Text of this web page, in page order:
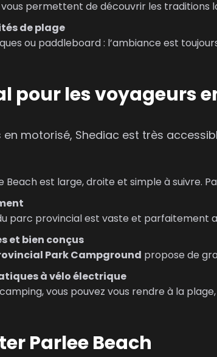
permettent de découvrir les traditions
de plage
ou paddleboard : l’ambiance est
pour les voyageurs
en motorisé, Shediac est très
Beach est large, droite et simple à suivre.
parc provincial est vaste et parfaitement
et bien conçus
Park Campground propose de
à vélo électrique
vous pouvez vous rendre à la
Parlee Beach